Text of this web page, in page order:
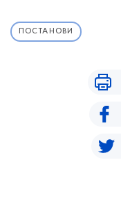
ПОСТАНОВИ